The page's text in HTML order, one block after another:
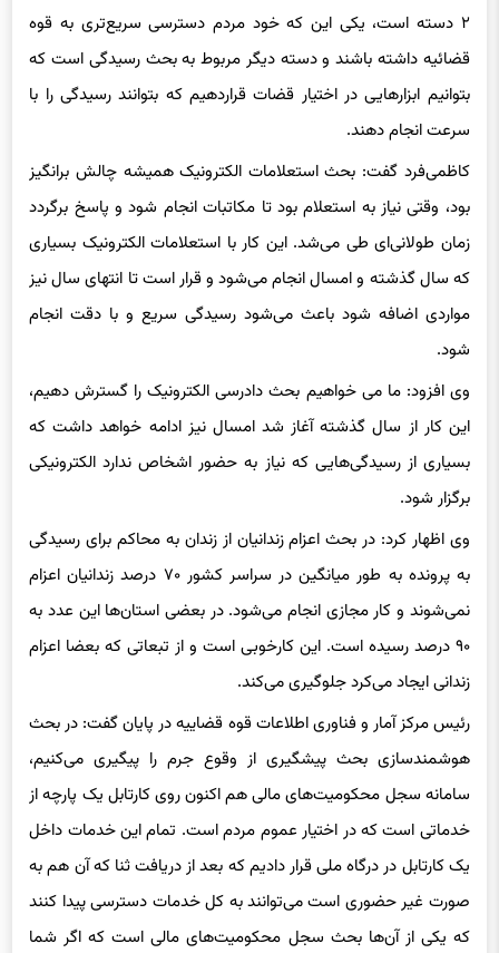
است که بتوانیم اطاله دادرسی را کاهش دهیم. در این راستا اقدامات
۲ دسته است، یکی این که خود مردم دسترسی سریع‌تری به قوه
قضائیه داشته باشند و دسته دیگر مربوط به بحث رسیدگی است که
بتوانیم ابزارهایی در اختیار قضات قراردهیم که بتوانند رسیدگی را با
سرعت انجام دهند.
کاظمی‌فرد گفت: بحث استعلامات الکترونیک همیشه چالش برانگیز
بود، وقتی نیاز به استعلام بود تا مکاتبات انجام شود و پاسخ برگردد
زمان طولانی‌ای طی می‌شد. این کار با استعلامات الکترونیک بسیاری
که سال گذشته و امسال انجام می‌شود و قرار است تا انتهای سال نیز
مواردی اضافه شود باعث می‌شود رسیدگی سریع و با دقت انجام
شود.
وی افزود: ما می خواهیم بحث دادرسی الکترونیک را گسترش دهیم،
این کار از سال گذشته آغاز شد امسال نیز ادامه خواهد داشت که
بسیاری از رسیدگی‌هایی که نیاز به حضور اشخاص ندارد الکترونیکی
برگزار شود.
وی اظهار کرد: در بحث اعزام زندانیان از زندان به محاکم برای رسیدگی
به پرونده به طور میانگین در سراسر کشور ۷۰ درصد زندانیان اعزام
نمی‌شوند و کار مجازی انجام می‌شود. در بعضی استان‌ها این عدد به
۹۰ درصد رسیده است. این کارخوبی است و از تبعاتی که بعضا اعزام
زندانی ایجاد می‌کرد جلوگیری می‌کند.
رئیس مرکز آمار و فناوری اطلاعات قوه قضاییه در پایان گفت: در بحث
هوشمندسازی بحث پیشگیری از وقوع جرم را پیگیری می‌کنیم،
سامانه سجل محکومیت‌های مالی هم اکنون روی کارتابل یک پارچه از
خدماتی است که در اختیار عموم مردم است. تمام این خدمات داخل
یک کارتابل در درگاه ملی قرار دادیم که بعد از دریافت ثنا که آن هم به
صورت غیر حضوری است می‌توانند به کل خدمات دسترسی پیدا کنند